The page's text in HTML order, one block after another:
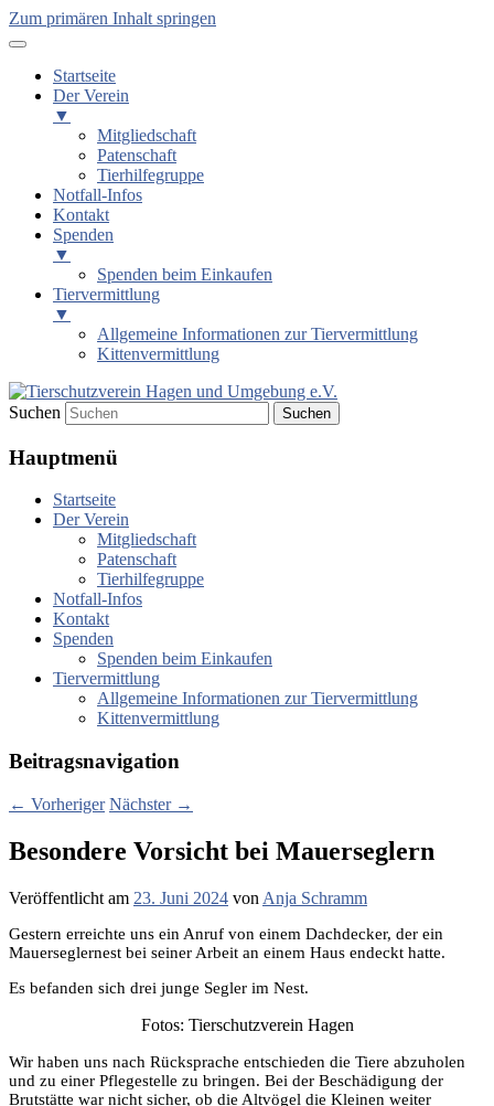
Zum primären Inhalt springen
Startseite
Der Verein
▼
Mitgliedschaft
Patenschaft
Tierhilfegruppe
Notfall-Infos
Kontakt
Spenden
▼
Spenden beim Einkaufen
Tiervermittlung
▼
Allgemeine Informationen zur Tiervermittlung
Kittenvermittlung
Tierschutzverein Hagen und
Umgebung e.V.
Suchen
Hauptmenü
Startseite
Der Verein
Mitgliedschaft
Patenschaft
Tierhilfegruppe
Notfall-Infos
Kontakt
Spenden
Spenden beim Einkaufen
Tiervermittlung
Allgemeine Informationen zur Tiervermittlung
Kittenvermittlung
Beitragsnavigation
← Vorheriger Nächster →
Besondere Vorsicht bei Mauerseglern
Veröffentlicht am 23. Juni 2024 von Anja Schramm
Gestern erreichte uns ein Anruf von einem Dachdecker, der ein
Mauerseglernest bei seiner Arbeit an einem Haus endeckt hatte.
Es befanden sich drei junge Segler im Nest.
Fotos: Tierschutzverein Hagen
Wir haben uns nach Rücksprache entschieden die Tiere abzuholen
und zu einer Pflegestelle zu bringen. Bei der Beschädigung der
Brutstätte war nicht sicher, ob die Altvögel die Kleinen weiter